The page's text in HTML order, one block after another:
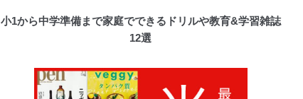
小1から中学準備まで家庭でできるドリルや教育&学習雑誌
12選